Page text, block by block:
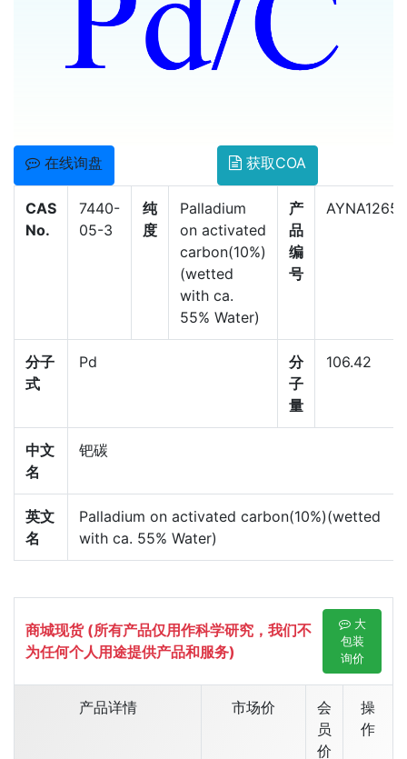
在线询盘 获取COA
CAS
No.
7440-
05-3
纯
度
Palladium
on activated
carbon(10%)
(wetted
with ca.
55% Water)
产
品
编
号
AYNA1265
分子
式
Pd
分
子
量
106.42
中文
名
钯碳
英文
名
Palladium on activated carbon(10%)(wetted
with ca. 55% Water)
商城现货 (所有产品仅用作科学研究，我们不
为任何个人用途提供产品和服务)
大
包装
询价
产品详情 市场价
会
员
价
操
作